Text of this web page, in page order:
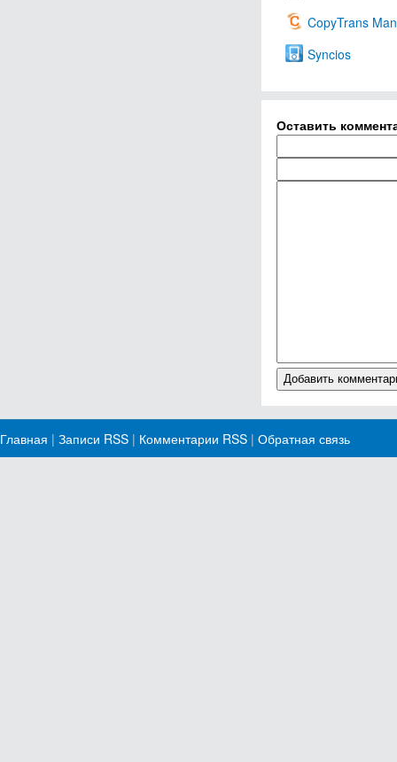
CopyTrans
Syncios
Оставить
Главная | Записи RSS | Комментарии RSS | Обратная связь